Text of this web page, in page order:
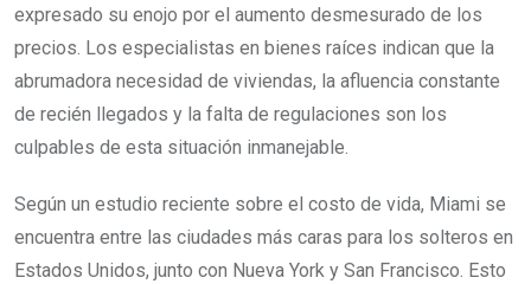
expresado su enojo por el aumento desmesurado de los
precios. Los especialistas en bienes raíces indican que la
abrumadora necesidad de viviendas, la afluencia constante
de recién llegados y la falta de regulaciones son los
culpables de esta situación inmanejable.
Según un estudio reciente sobre el costo de vida, Miami se
encuentra entre las ciudades más caras para los solteros en
Estados Unidos, junto con Nueva York y San Francisco. Esto